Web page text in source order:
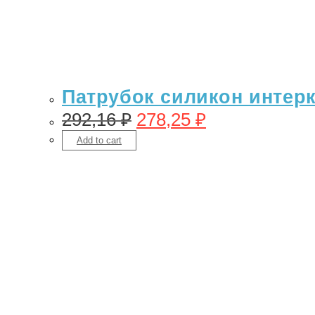
Патрубок силикон
292,16₽ 278,25 ₽
Add to cart